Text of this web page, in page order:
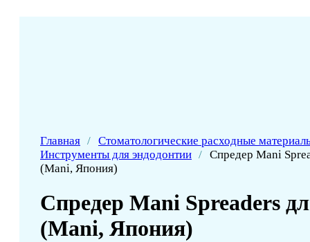
Главная / Стоматологические расходные
Инструменты для эндодонтии / Спредер Mani
(Mani, Япония)
Спредер Mani Spreaders
(Mani, Япония)